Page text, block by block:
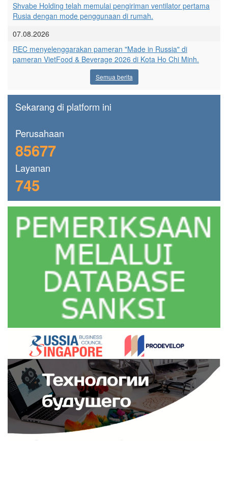
Shvabe Holding telah memulai pengiriman ventilator pertama
Rusia dengan mode penggunaan di rumah.
07.08.2026
REC menyelenggarakan pameran "Made in Russia" di
pameran VietFood & Beverage 2026 di Kota Ho Chi Minh.
Semua berita
Sekarang di platform ini
Perusahaan
85677
Layanan
745